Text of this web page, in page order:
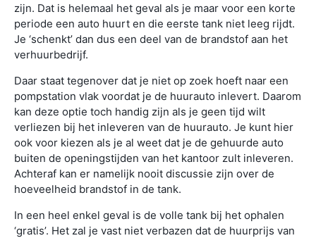
zijn. Dat is helemaal het geval als je maar voor een korte
periode een auto huurt en die eerste tank niet leeg rijdt.
Je ‘schenkt’ dan dus een deel van de brandstof aan het
verhuurbedrijf.
Daar staat tegenover dat je niet op zoek hoeft naar een
pompstation vlak voordat je de huurauto inlevert. Daarom
kan deze optie toch handig zijn als je geen tijd wilt
verliezen bij het inleveren van de huurauto. Je kunt hier
ook voor kiezen als je al weet dat je de gehuurde auto
buiten de openingstijden van het kantoor zult inleveren.
Achteraf kan er namelijk nooit discussie zijn over de
hoeveelheid brandstof in de tank.
In een heel enkel geval is de volle tank bij het ophalen
‘gratis’. Het zal je vast niet verbazen dat de huurprijs van